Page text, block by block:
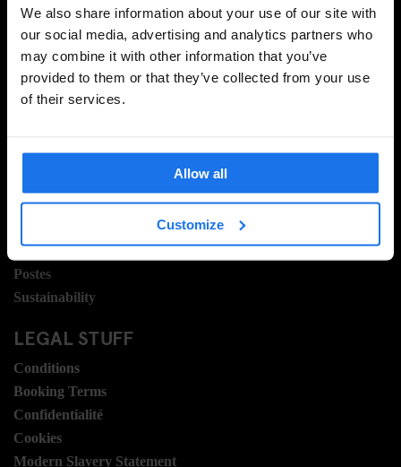
We also share information about your use of our site with
our social media, advertising and analytics partners who
may combine it with other information that you’ve
provided to them or that they’ve collected from your use
of their services.
Allow all
Customize
S'INSCRIRE
Á propos
FAQ
Hotel Development
Postes
Sustainability
LEGAL STUFF
Conditions
Booking Terms
Confidentialité
Cookies
Modern Slavery Statement